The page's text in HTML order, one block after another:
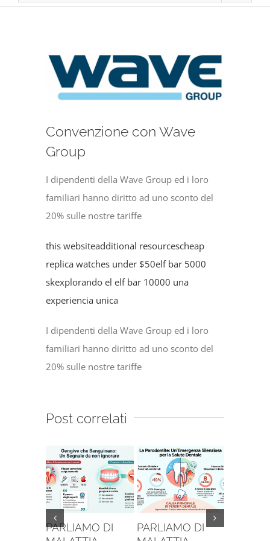
Ingrandisci
immagine
Convenzione con Wave
Group
I dipendenti della Wave Group ed i loro
familiari hanno diritto ad uno sconto del
20% sulle nostre tariffe
this websiteadditional resourcescheap
replica watches under $50elf bar 5000
skexplorando el elf bar 10000 una
experiencia unica
I dipendenti della Wave Group ed i loro
familiari hanno diritto ad uno sconto del
20% sulle nostre tariffe
Post correlati
PARLIAMO DI
PARLIAMO DI